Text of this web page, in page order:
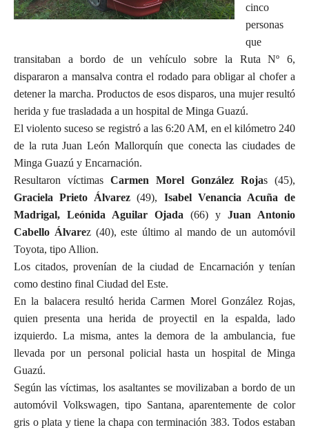
cinco
personas
que
transitaban a bordo de un vehículo sobre la Ruta Nº 6,
dispararon a mansalva contra el rodado para obligar al chofer a
detener la marcha. Productos de esos disparos, una mujer resultó
herida y fue trasladada a un hospital de Minga Guazú.
El violento suceso se registró a las 6:20 AM, en el kilómetro 240
de la ruta Juan León Mallorquín que conecta las ciudades de
Minga Guazú y Encarnación.
Resultaron víctimas Carmen Morel González Rojas (45),
Graciela Prieto Álvarez(49), Isabel Venancia Acuña de
Madrigal, Leónida Aguilar Ojada (66) y Juan Antonio
Cabello Álvarez (40), este último al mando de un automóvil
Toyota, tipo Allion.
Los citados, provenían de la ciudad de Encarnación y tenían
como destino final Ciudad del Este.
En la balacera resultó herida Carmen Morel González Rojas,
quien presenta una herida de proyectil en la espalda, lado
izquierdo. La misma, antes la demora de la ambulancia, fue
llevada por un personal policial hasta un hospital de Minga
Guazú.
Según las víctimas, los asaltantes se movilizaban a bordo de un
automóvil Volkswagen, tipo Santana, aparentemente de color
gris o plata y tiene la chapa con terminación 383. Todos estaban